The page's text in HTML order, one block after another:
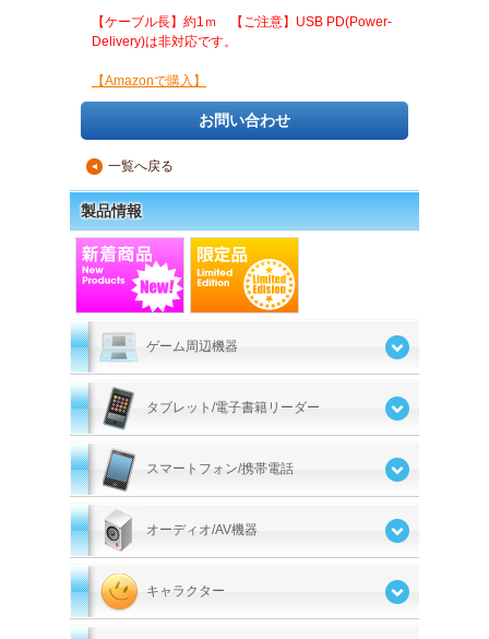
【ケーブル長】約1ｍ 【ご注意】USB PD(Power-
Delivery)は非対応です。
【Amazonで購入】
お問い合わせ
▲ 一覧へ戻る
製品情報
ゲーム周辺機器
タブレット/電子書籍リーダー
スマートフォン/携帯電話
オーディオ/AV機器
キャラクター